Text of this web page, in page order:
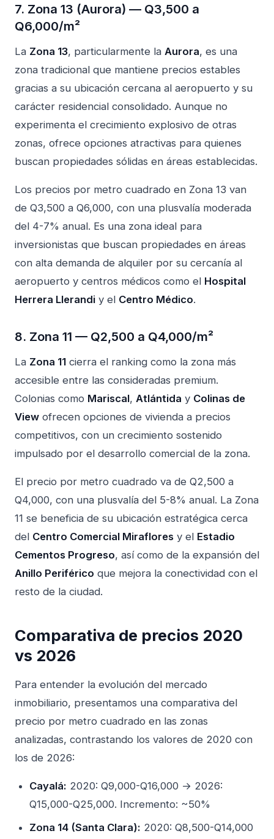
7. Zona 13 (Aurora) — Q3,500 a
Q6,000/m²
La Zona 13, particularmente la Aurora, es una
zona tradicional que mantiene precios estables
gracias a su ubicación cercana al aeropuerto y su
carácter residencial consolidado. Aunque no
experimenta el crecimiento explosivo de otras
zonas, ofrece opciones atractivas para quienes
buscan propiedades sólidas en áreas establecidas.
Los precios por metro cuadrado en Zona 13 van
de Q3,500 a Q6,000, con una plusvalía moderada
del 4-7% anual. Es una zona ideal para
inversionistas que buscan propiedades en áreas
con alta demanda de alquiler por su cercanía al
aeropuerto y centros médicos como el Hospital
Herrera Llerandi y el Centro Médico.
8. Zona 11 — Q2,500 a Q4,000/m²
La Zona 11 cierra el ranking como la zona más
accesible entre las consideradas premium.
Colonias como Mariscal, Atlántida y Colinas de
View ofrecen opciones de vivienda a precios
competitivos, con un crecimiento sostenido
impulsado por el desarrollo comercial de la zona.
El precio por metro cuadrado va de Q2,500 a
Q4,000, con una plusvalía del 5-8% anual. La Zona
11 se beneficia de su ubicación estratégica cerca
del Centro Comercial Miraflores y el Estadio
Cementos Progreso, así como de la expansión del
Anillo Periférico que mejora la conectividad con el
resto de la ciudad.
Comparativa de precios 2020
vs 2026
Para entender la evolución del mercado
inmobiliario, presentamos una comparativa del
precio por metro cuadrado en las zonas
analizadas, contrastando los valores de 2020 con
los de 2026:
Cayalá: 2020: Q9,000-Q16,000 → 2026:
Q15,000-Q25,000. Incremento: ~50%
Zona 14 (Santa Clara): 2020: Q8,500-Q14,000